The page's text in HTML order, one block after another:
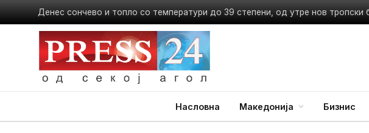
Денес сончево и топло со температури до 39 степени, од утре нов тропски
Насловна Македонија Бизнис